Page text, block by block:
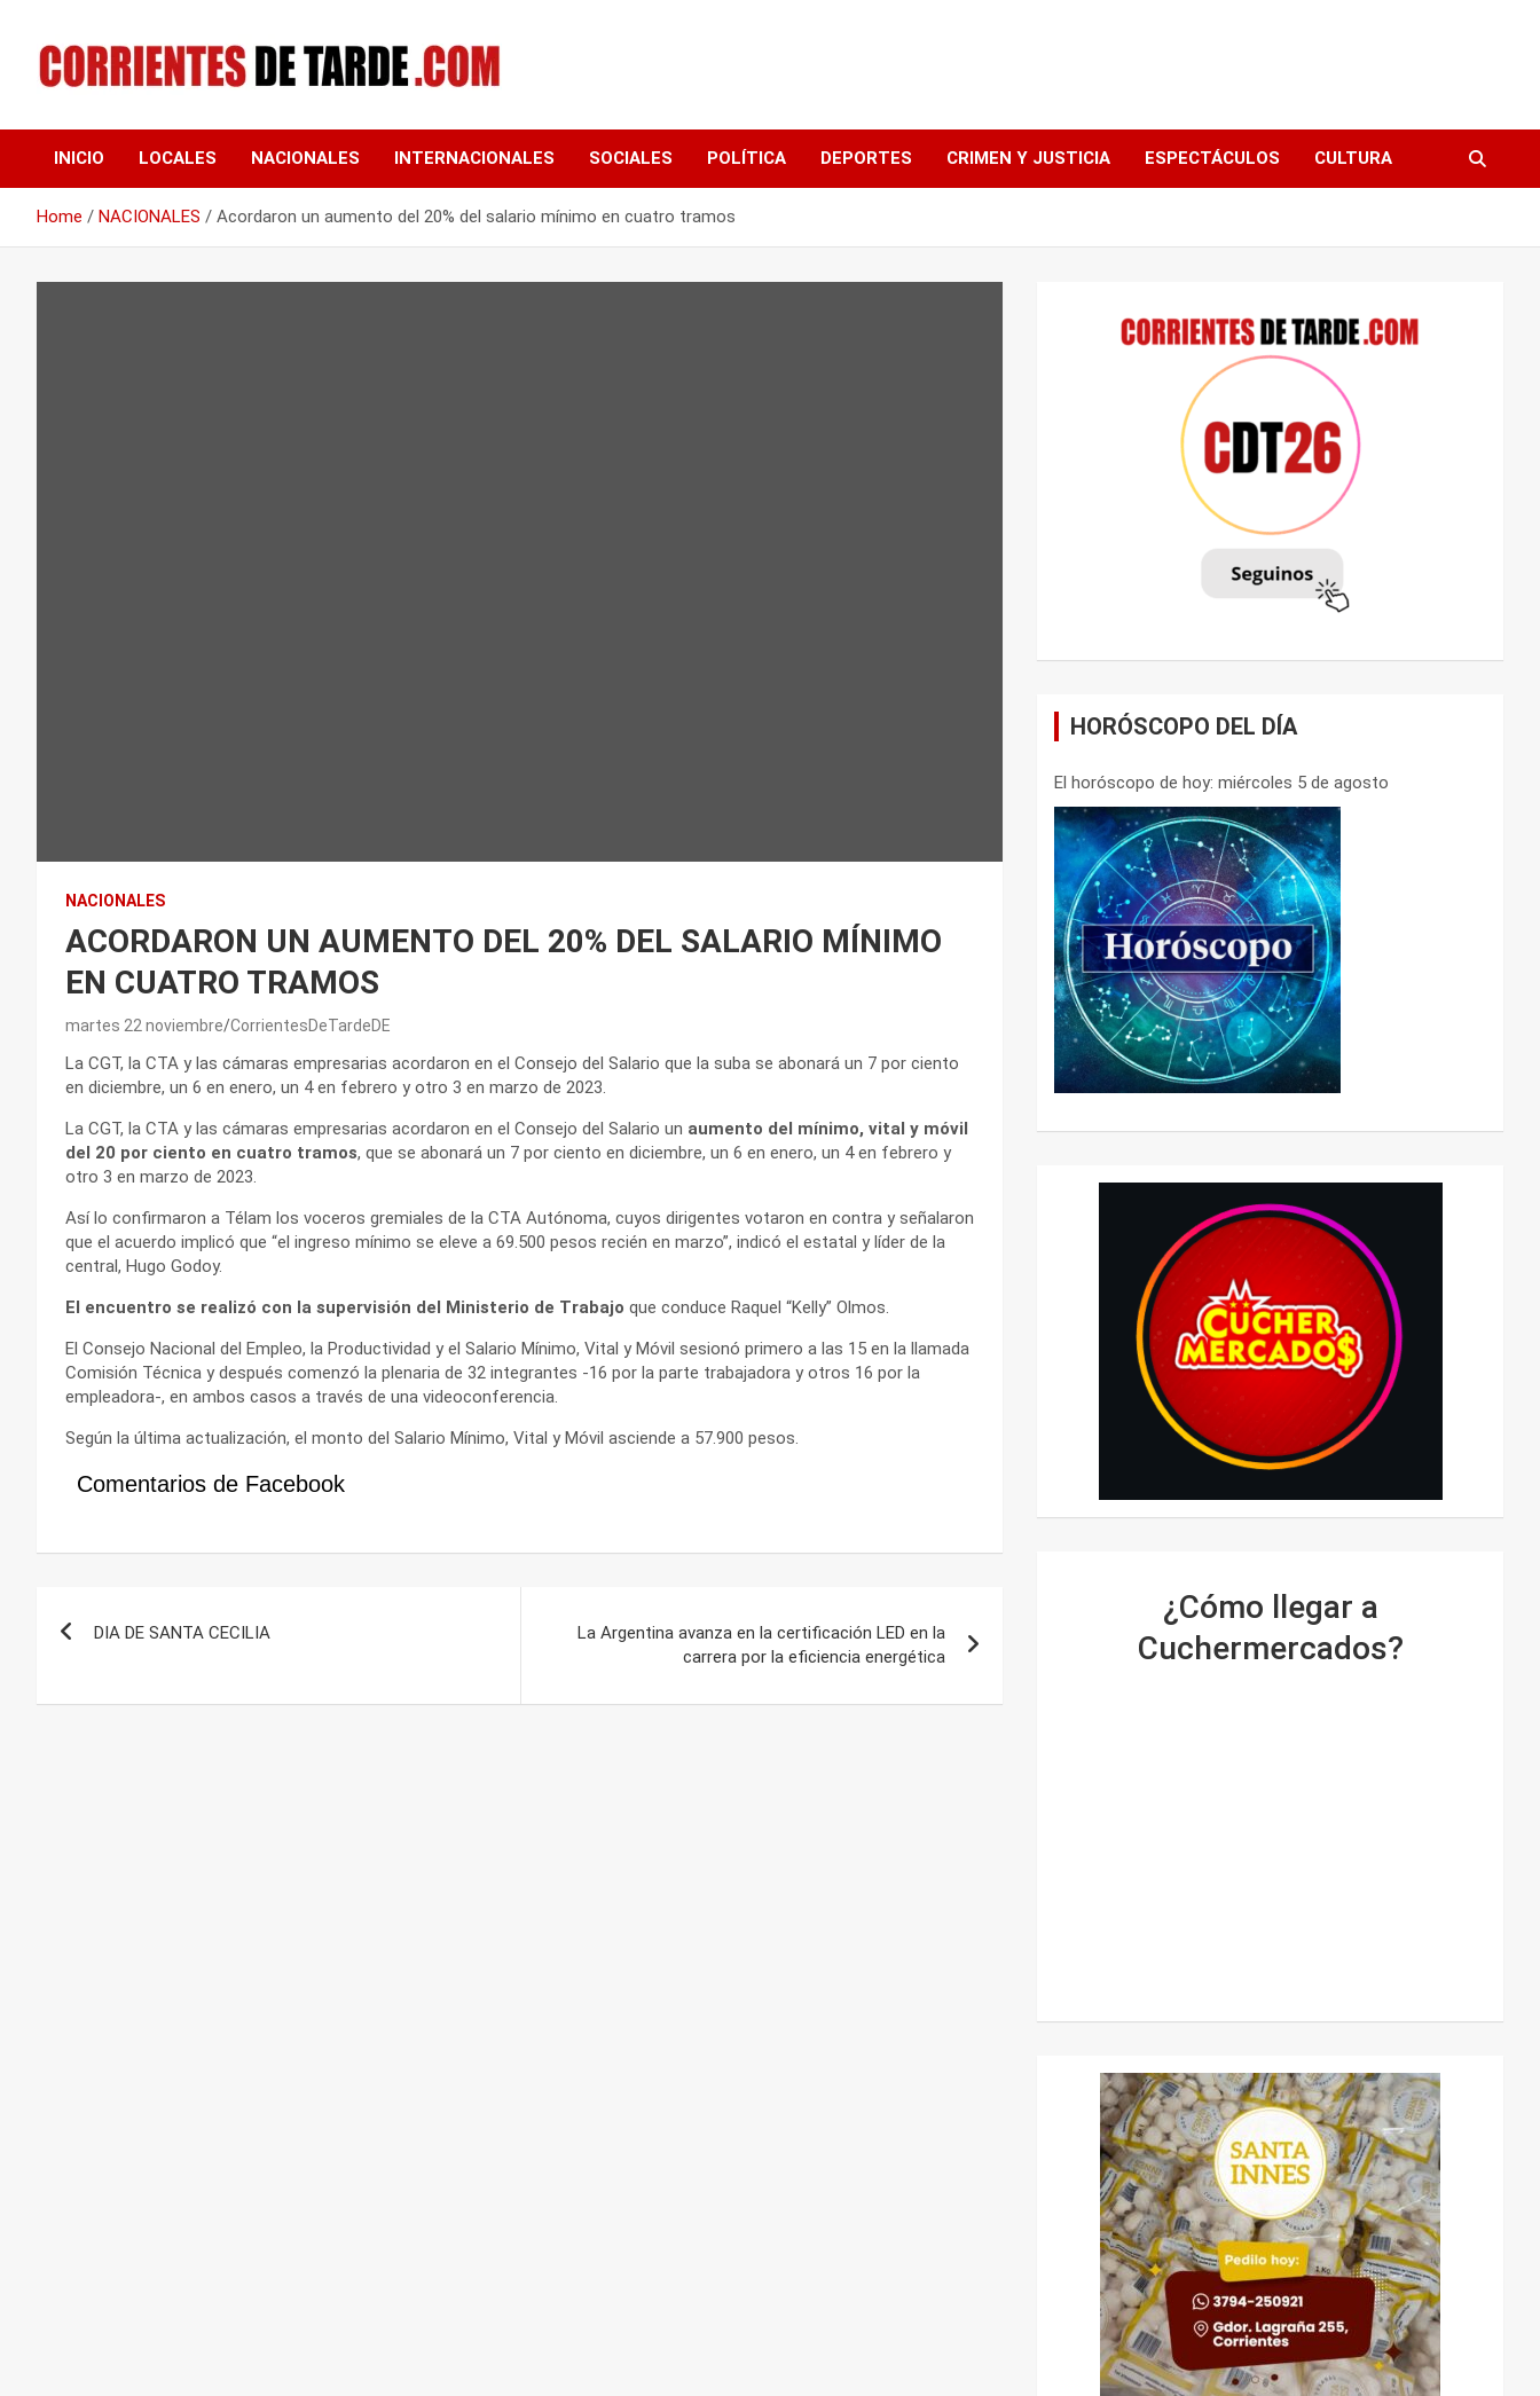
content
CORRIENTES DE
TARDE
INICIO LOCALES NACIONALES INTERNACIONALES SOCIALES POLÍTICA DEPORTES CRIMEN Y JUSTICIA ESPECTÁCULOS CULTURA
Home NACIONALES Acordaron un aumento del 20% del salario mínimo en cuatro tramos
NACIONALES
ACORDARON UN AUMENTO DEL 20% DEL SALARIO MÍNIMO
EN CUATRO TRAMOS
martes 22 noviembre CorrientesDeTardeDE
La CGT, la CTA y las cámaras empresarias acordaron en el Consejo del Salario que la suba se abonará un 7 por ciento
en diciembre, un 6 en enero, un 4 en febrero y otro 3 en marzo de 2023.
La CGT, la CTA y las cámaras empresarias acordaron en el Consejo del Salario un aumento del mínimo, vital y móvil
del 20 por ciento en cuatro tramos, que se abonará un 7 por ciento en diciembre, un 6 en enero, un 4 en febrero y
otro 3 en marzo de 2023.
Así lo confirmaron a Télam los voceros gremiales de la CTA Autónoma, cuyos dirigentes votaron en contra y señalaron
que el acuerdo implicó que “el ingreso mínimo se eleve a 69.500 pesos recién en marzo”, indicó el estatal y líder de la
central, Hugo Godoy.
El encuentro se realizó con la supervisión del Ministerio de Trabajo que conduce Raquel “Kelly” Olmos.
El Consejo Nacional del Empleo, la Productividad y el Salario Mínimo, Vital y Móvil sesionó primero a las 15 en la llamada
Comisión Técnica y después comenzó la plenaria de 32 integrantes -16 por la parte trabajadora y otros 16 por la
empleadora-, en ambos casos a través de una videoconferencia.
Según la última actualización, el monto del Salario Mínimo, Vital y Móvil asciende a 57.900 pesos.
Comentarios de Facebook
entradas
DIA DE SANTA CECILIA
La Argentina avanza en la certificación LED en la
carrera por la eficiencia energética
HORÓSCOPO DEL DÍA
El horóscopo de hoy: miércoles 5 de agosto
¿Cómo llegar a
Cuchermercados?